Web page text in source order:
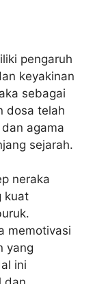
pengaruh
keyakinan
sebagai
dosa telah
agama
sejarah.
neraka
kuat
memotivasi
yang
ini